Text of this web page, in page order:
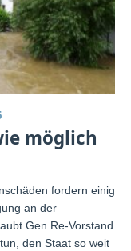
möglich
fordern einige
an der
Gen Re-Vorstand
den Staat so weit